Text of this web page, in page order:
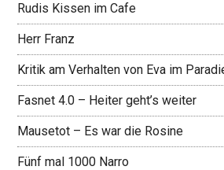
Rudis Kissen im Cafe
Herr Franz
Kritik am Verhalten von Eva im
Fasnet 4.0 – Heiter geht’s weiter
Mausetot – Es war die Rosine
Fünf mal 1000 Narro